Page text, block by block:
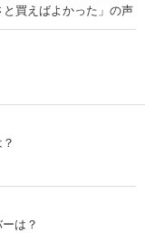
買えばよかった」の声
は？